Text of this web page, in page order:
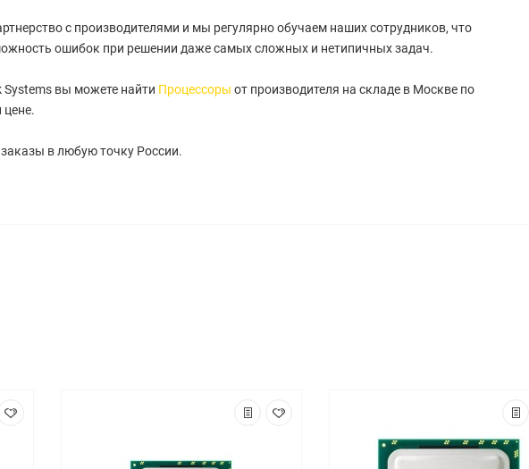
с производителями и мы регулярно обучаем наших сотрудников, что
ошибок при решении даже самых сложных и нетипичных задач.
Systems вы можете найти Процессоры от производителя на складе в Москве по
в любую точку России.